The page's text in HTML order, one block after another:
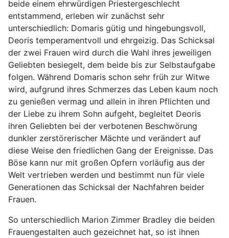
beide einem ehrwürdigen Priestergeschlecht
entstammend, erleben wir zunächst sehr
unterschiedlich: Domaris gütig und hingebungsvoll,
Deoris temperamentvoll und ehrgeizig. Das Schicksal
der zwei Frauen wird durch die Wahl ihres jeweiligen
Geliebten besiegelt, dem beide bis zur Selbstaufgabe
folgen. Während Domaris schon sehr früh zur Witwe
wird, aufgrund ihres Schmerzes das Leben kaum noch
zu genießen vermag und allein in ihren Pflichten und
der Liebe zu ihrem Sohn aufgeht, begleitet Deoris
ihren Geliebten bei der verbotenen Beschwörung
dunkler zerstörerischer Mächte und verändert auf
diese Weise den friedlichen Gang der Ereignisse. Das
Böse kann nur mit großen Opfern vorläufig aus der
Welt vertrieben werden und bestimmt nun für viele
Generationen das Schicksal der Nachfahren beider
Frauen.
So unterschiedlich Marion Zimmer Bradley die beiden
Frauengestalten auch gezeichnet hat, so ist ihnen